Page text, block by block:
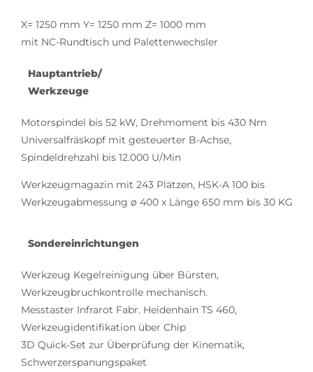
X= 1250 mm Y= 1250 mm Z= 1000 mm
mit NC-Rundtisch und Palettenwechsler
Hauptantrieb/
Werkzeuge
Motorspindel bis 52 kW, Drehmoment bis 430 Nm
Universalfräskopf mit gesteuerter B-Achse,
Spindeldrehzahl bis 12.000 U/Min
Werkzeugmagazin mit 243 Plätzen, HSK-A 100 bis
Werkzeugabmessung ø 400 x Länge 650 mm bis 30 KG
Sondereinrichtungen
Werkzeug Kegelreinigung über Bürsten,
Werkzeugbruchkontrolle mechanisch.
Messtaster Infrarot Fabr. Heidenhain TS 460,
Werkzeugidentifikation über Chip
3D Quick-Set zur Überprüfung der Kinematik,
Schwerzerspanungspaket